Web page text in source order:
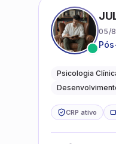
05/
Psicologia
CRP ativo